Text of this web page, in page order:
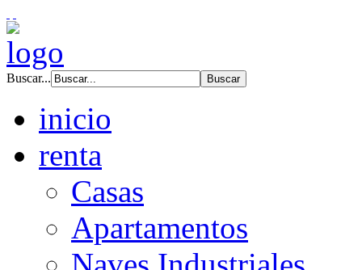
Buscar...
inicio
renta
Casas
Apartamentos